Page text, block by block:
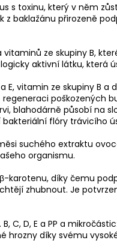
s toxinu, který v něm
z baklažánu přirozeně
ze skupiny B,
aktivní látku, která
vitamin ze skupiny B a
poškozených
blahodárně působí
flóry trávicího
suchého extraktu
organismu.
karotenu, díky čemu
zhubnout. Je
C, D, E a PP a
hrozny díky svému